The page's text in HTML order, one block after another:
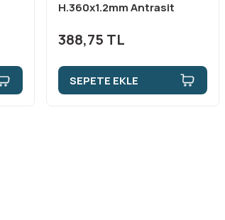
H.360x1.2mm Antrasit
388,75 TL
SEPETE EKLE